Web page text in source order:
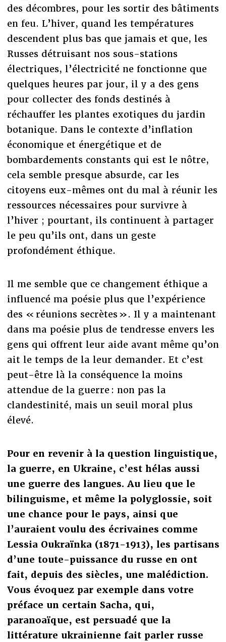
des décombres, pour les sortir des bâtiments
en feu. L’hiver, quand les températures
descendent plus bas que jamais et que, les
Russes détruisant nos sous-stations
électriques, l’électricité ne fonctionne que
quelques heures par jour, il y a des gens
pour collecter des fonds destinés à
réchauffer les plantes exotiques du jardin
botanique. Dans le contexte d’inflation
économique et énergétique et de
bombardements constants qui est le nôtre,
cela semble presque absurde, car les
citoyens eux-mêmes ont du mal à réunir les
ressources nécessaires pour survivre à
l’hiver ; pourtant, ils continuent à partager
le peu qu’ils ont, dans un geste
profondément éthique.
Il me semble que ce changement éthique a
influencé ma poésie plus que l’expérience
des « réunions secrètes ». Il y a maintenant
dans ma poésie plus de tendresse envers les
gens qui offrent leur aide avant même qu’on
ait le temps de la leur demander. Et c’est
peut-être là la conséquence la moins
attendue de la guerre : non pas la
clandestinité, mais un seuil moral plus
élevé.
Pour en revenir à la question linguistique,
la guerre, en Ukraine, c’est hélas aussi
une guerre des langues. Au lieu que le
bilinguisme, et même la polyglossie, soit
une chance pour le pays, ainsi que
l’auraient voulu des écrivaines comme
Lessia Oukraïnka (1871-1913), les partisans
d’une toute-puissance du russe en ont
fait, depuis des siècles, une malédiction.
Vous évoquez par exemple dans votre
préface un certain Sacha, qui,
paranoaïque, est persuadé que la
littérature ukrainienne fait parler russe